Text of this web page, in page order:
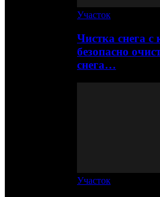
Участок
Чистка снега
безопасно
снега…
Участок